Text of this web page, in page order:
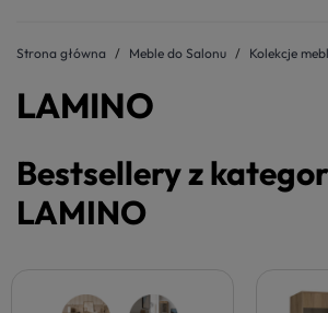
Strona główna Meble do Salonu Kolekcje
LAMINO
Bestsellery z
LAMINO